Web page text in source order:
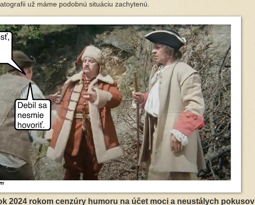
už máme podobnú situáciu zachytenú.
2024 rokom cenzúry humoru na účet moci a neustálych pokusov